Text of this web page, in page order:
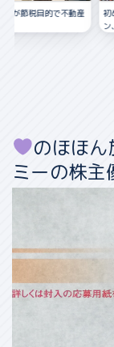
日記 中古マンショ
赤
のほほん
ミーの株主